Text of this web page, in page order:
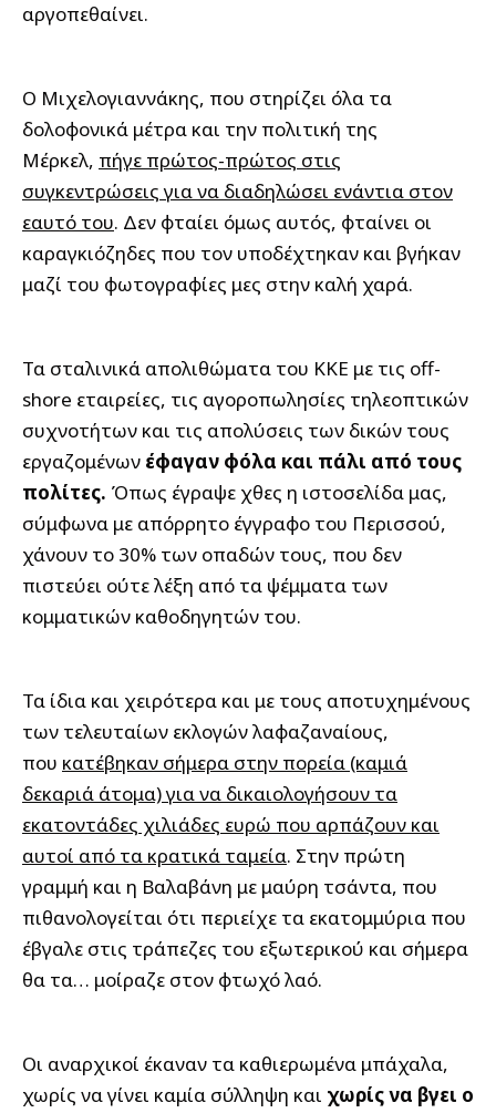
αργοπεθαίνει.
Ο Μιχελογιαννάκης, που στηρίζει όλα τα
δολοφονικά μέτρα και την πολιτική της
Μέρκελ, πήγε πρώτος-πρώτος στις
συγκεντρώσεις για να διαδηλώσει ενάντια στον
εαυτό του. Δεν φταίει όμως αυτός, φταίνει οι
καραγκιόζηδες που τον υποδέχτηκαν και βγήκαν
μαζί του φωτογραφίες μες στην καλή χαρά.
Τα σταλινικά απολιθώματα του ΚΚΕ με τις off-
shore εταιρείες, τις αγοροπωλησίες τηλεοπτικών
συχνοτήτων και τις απολύσεις των δικών τους
εργαζομένων έφαγαν φόλα και πάλι από τους
πολίτες. Όπως έγραψε χθες η ιστοσελίδα μας,
σύμφωνα με απόρρητο έγγραφο του Περισσού,
χάνουν το 30% των οπαδών τους, που δεν
πιστεύει ούτε λέξη από τα ψέμματα των
κομματικών καθοδηγητών του.
Τα ίδια και χειρότερα και με τους αποτυχημένους
των τελευταίων εκλογών λαφαζαναίους,
που κατέβηκαν σήμερα στην πορεία (καμιά
δεκαριά άτομα) για να δικαιολογήσουν τα
εκατοντάδες χιλιάδες ευρώ που αρπάζουν και
αυτοί από τα κρατικά ταμεία. Στην πρώτη
γραμμή και η Βαλαβάνη με μαύρη τσάντα, που
πιθανολογείται ότι περιείχε τα εκατομμύρια που
έβγαλε στις τράπεζες του εξωτερικού και σήμερα
θα τα… μοίραζε στον φτωχό λαό.
Οι αναρχικοί έκαναν τα καθιερωμένα μπάχαλα,
χωρίς να γίνει καμία σύλληψη και χωρίς να βγει ο